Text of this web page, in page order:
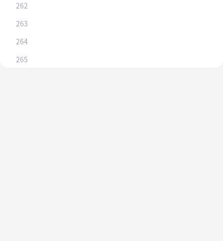
262
263
264
265